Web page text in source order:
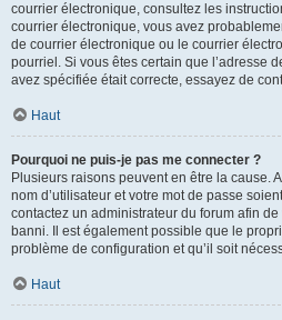
courrier électronique, consultez les
courrier électronique, vous avez
de courrier électronique ou le courrier
pourriel. Si vous êtes certain que l’adresse
avez spécifiée était correcte, essayez de
Haut
Pourquoi ne puis-je pas me connecter ?
Plusieurs raisons peuvent en être la cause.
nom d’utilisateur et votre mot de passe
contactez un administrateur du forum afin
banni. Il est également possible que le
problème de configuration et qu’il soit
Haut